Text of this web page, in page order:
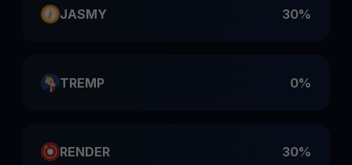
JASMY 30%
TREMP 0%
RENDER 30%